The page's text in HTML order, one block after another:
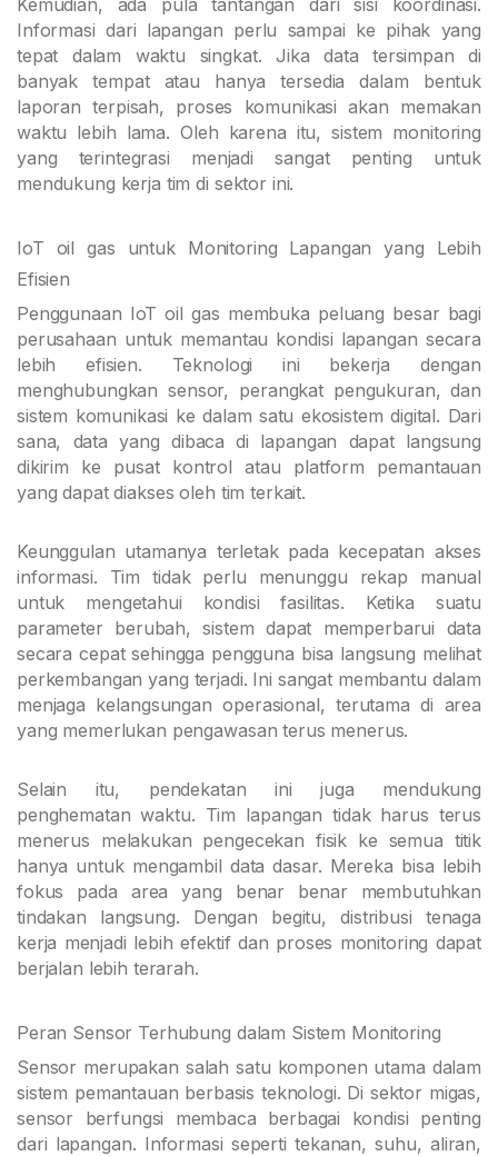
Informasi dari lapangan perlu sampai ke pihak yang
tepat dalam waktu singkat. Jika data tersimpan di
banyak tempat atau hanya tersedia dalam bentuk
laporan terpisah, proses komunikasi akan memakan
waktu lebih lama. Oleh karena itu, sistem monitoring
yang terintegrasi menjadi sangat penting untuk
mendukung kerja tim di sektor ini.
IoT oil gas untuk Monitoring Lapangan yang Lebih
Efisien
Penggunaan IoT oil gas membuka peluang besar bagi
perusahaan untuk memantau kondisi lapangan secara
lebih efisien. Teknologi ini bekerja dengan
menghubungkan sensor, perangkat pengukuran, dan
sistem komunikasi ke dalam satu ekosistem digital. Dari
sana, data yang dibaca di lapangan dapat langsung
dikirim ke pusat kontrol atau platform pemantauan
yang dapat diakses oleh tim terkait.
Keunggulan utamanya terletak pada kecepatan akses
informasi. Tim tidak perlu menunggu rekap manual
untuk mengetahui kondisi fasilitas. Ketika suatu
parameter berubah, sistem dapat memperbarui data
secara cepat sehingga pengguna bisa langsung melihat
perkembangan yang terjadi. Ini sangat membantu dalam
menjaga kelangsungan operasional, terutama di area
yang memerlukan pengawasan terus menerus.
Selain itu, pendekatan ini juga mendukung
penghematan waktu. Tim lapangan tidak harus terus
menerus melakukan pengecekan fisik ke semua titik
hanya untuk mengambil data dasar. Mereka bisa lebih
fokus pada area yang benar benar membutuhkan
tindakan langsung. Dengan begitu, distribusi tenaga
kerja menjadi lebih efektif dan proses monitoring dapat
berjalan lebih terarah.
Peran Sensor Terhubung dalam Sistem Monitoring
Sensor merupakan salah satu komponen utama dalam
sistem pemantauan berbasis teknologi. Di sektor migas,
sensor berfungsi membaca berbagai kondisi penting
dari lapangan. Informasi seperti tekanan, suhu, aliran,